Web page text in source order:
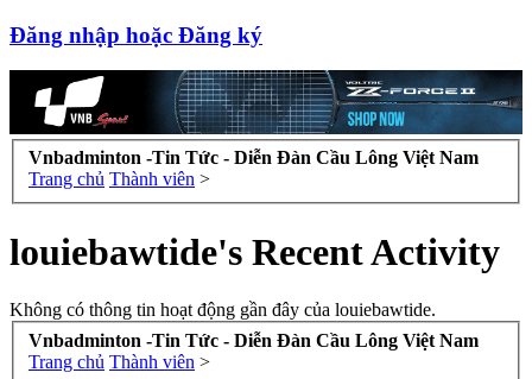
Đăng nhập hoặc Đăng ký
Vnbadminton -Tin Tức - Diễn Đàn Cầu Lông Việt Nam
Trang chủ Thành viên >
louiebawtide's Recent Activity
Không có thông tin hoạt động gần đây của louiebawtide.
Vnbadminton -Tin Tức - Diễn Đàn Cầu Lông Việt Nam
Trang chủ Thành viên >